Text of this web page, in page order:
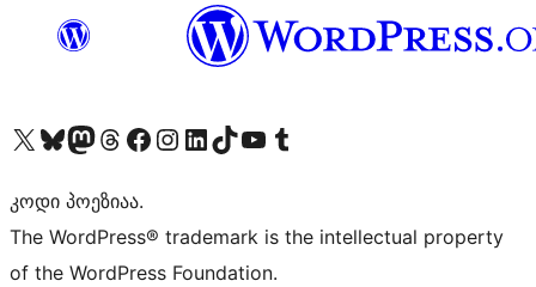
Visit our X (formerly Twitter) account
Visit our Bluesky account
Visit our Mastodon account
Visit our Threads account
Visit our Facebook page
Visit our Instagram account
Visit our LinkedIn account
Visit our TikTok account
Visit our YouTube channel
Visit our Tumblr account
კოდი პოეზიაა.
The WordPress® trademark is the intellectual property
of the WordPress Foundation.